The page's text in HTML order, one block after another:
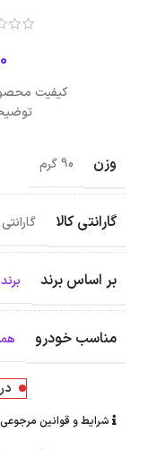
کیفیت
وزن 90 گرم
گارانتی کالا
بر اساس برند
مناسب خودرو
شرایط و قوانین مرجوعی